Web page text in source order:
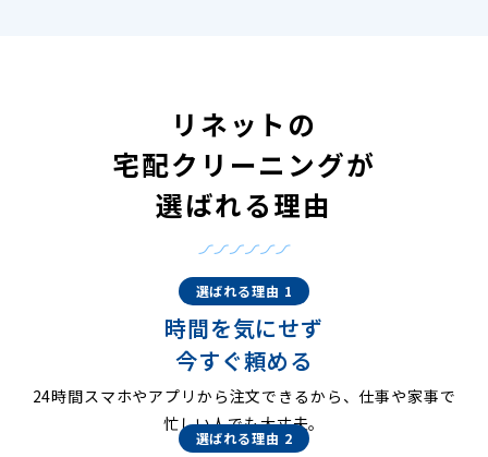
リネットの
宅配クリーニングが
選ばれる理由
選ばれる理由 1
時間を気にせず
今すぐ頼める
24時間スマホやアプリから注文できるから、仕事や家事で
忙しい人でも大丈夫。
選ばれる理由 2